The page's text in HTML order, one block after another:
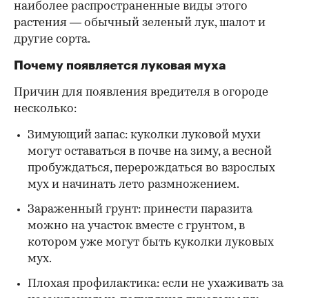
наиболее распространенные виды этого
растения — обычный зеленый лук, шалот и
другие сорта.
Почему появляется луковая муха
Причин для появления вредителя в огороде
несколько:
Зимующий запас: куколки луковой мухи
могут оставаться в почве на зиму, а весной
пробуждаться, перерождаться во взрослых
мух и начинать лето размножением.
Зараженный грунт: принести паразита
можно на участок вместе с грунтом, в
котором уже могут быть куколки луковых
мух.
Плохая профилактика: если не ухаживать за